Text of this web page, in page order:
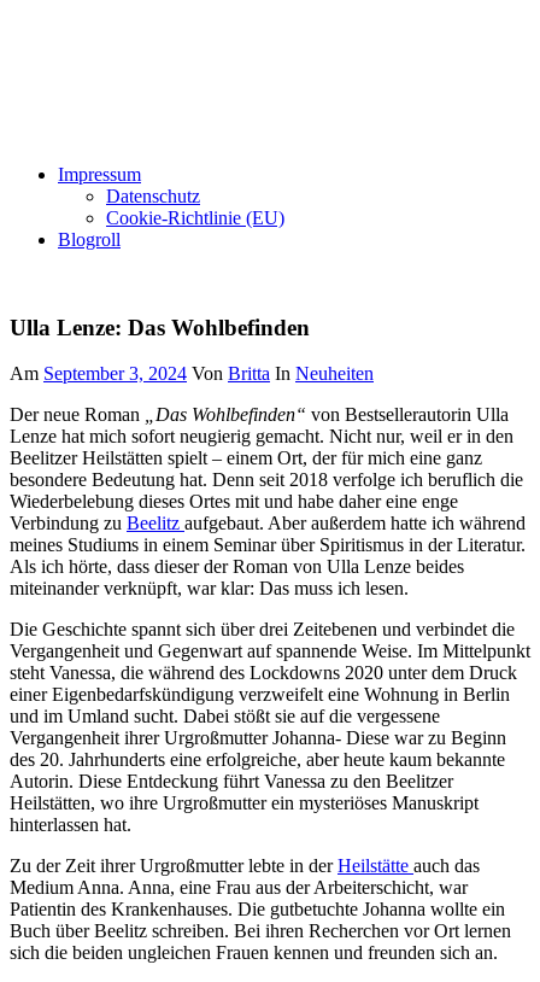
Impressum
Datenschutz
Cookie-Richtlinie (EU)
Blogroll
Ulla Lenze: Das Wohlbefinden
Am September 3, 2024 Von Britta In Neuheiten
Der neue Roman „Das Wohlbefinden“ von Bestsellerautorin Ulla
Lenze hat mich sofort neugierig gemacht. Nicht nur, weil er in den
Beelitzer Heilstätten spielt – einem Ort, der für mich eine ganz
besondere Bedeutung hat. Denn seit 2018 verfolge ich beruflich die
Wiederbelebung dieses Ortes mit und habe daher eine enge
Verbindung zu Beelitz aufgebaut. Aber außerdem hatte ich während
meines Studiums in einem Seminar über Spiritismus in der Literatur.
Als ich hörte, dass dieser der Roman von Ulla Lenze beides
miteinander verknüpft, war klar: Das muss ich lesen.
Die Geschichte spannt sich über drei Zeitebenen und verbindet die
Vergangenheit und Gegenwart auf spannende Weise. Im Mittelpunkt
steht Vanessa, die während des Lockdowns 2020 unter dem Druck
einer Eigenbedarfskündigung verzweifelt eine Wohnung in Berlin
und im Umland sucht. Dabei stößt sie auf die vergessene
Vergangenheit ihrer Urgroßmutter Johanna- Diese war zu Beginn
des 20. Jahrhunderts eine erfolgreiche, aber heute kaum bekannte
Autorin. Diese Entdeckung führt Vanessa zu den Beelitzer
Heilstätten, wo ihre Urgroßmutter ein mysteriöses Manuskript
hinterlassen hat.
Zu der Zeit ihrer Urgroßmutter lebte in derHeilstätte auch das
Medium Anna. Anna, eine Frau aus der Arbeiterschicht, war
Patientin des Krankenhauses. Die gutbetuchte Johanna wollte ein
Buch über Beelitz schreiben. Bei ihren Recherchen vor Ort lernen
sich die beiden ungleichen Frauen kennen und freunden sich an.